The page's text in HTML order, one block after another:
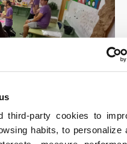
party cookies to
habits, to personalize